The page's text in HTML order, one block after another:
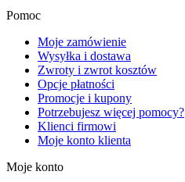
Pomoc
Moje zamówienie
Wysyłka i dostawa
Zwroty i zwrot kosztów
Opcje płatności
Promocje i kupony
Potrzebujesz więcej pomocy?
Klienci firmowi
Moje konto klienta
Moje konto